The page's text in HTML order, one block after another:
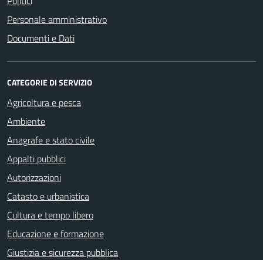
Personale amministrativo
Documenti e Dati
CATEGORIE DI SERVIZIO
Agricoltura e pesca
Ambiente
Anagrafe e stato civile
Appalti pubblici
Autorizzazioni
Catasto e urbanistica
Cultura e tempo libero
Educazione e formazione
Giustizia e sicurezza pubblica